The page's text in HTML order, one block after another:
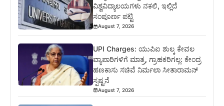
ವಿಶ್ವವಿದ್ಯಾಲಯಗಳು ನಕಲಿ, ಇಲ್ಲಿದೆ
ಸಂಪೂರ್ಣ ಪಟ್ಟಿ
August 7, 2026
UPI Charges: ಯುಪಿಐ ಶುಲ್ಕ ಕೇವಲ
ವ್ಯಾಪಾರಿಗಳಿಗೆ ಮಾತ್ರ, ಗ್ರಾಹಕರಿಗಲ್ಲ: ಕೇಂದ್ರ
ಹಣಕಾಸು ಸಚಿವೆ ನಿರ್ಮಲಾ ಸೀತಾರಾಮನ್
ಸ್ಪಷ್ಟನೆ
August 7, 2026